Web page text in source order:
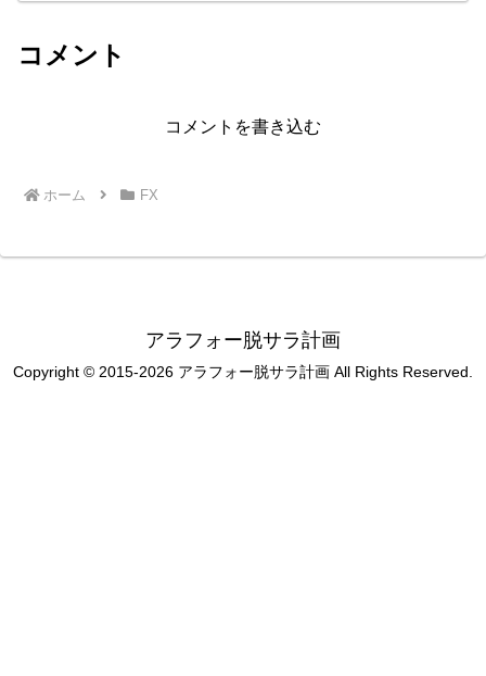
コメント
コメントを書き込む
ホーム FX
アラフォー脱サラ計画
Copyright © 2015-2026 アラフォー脱サラ計画 All Rights Reserved.